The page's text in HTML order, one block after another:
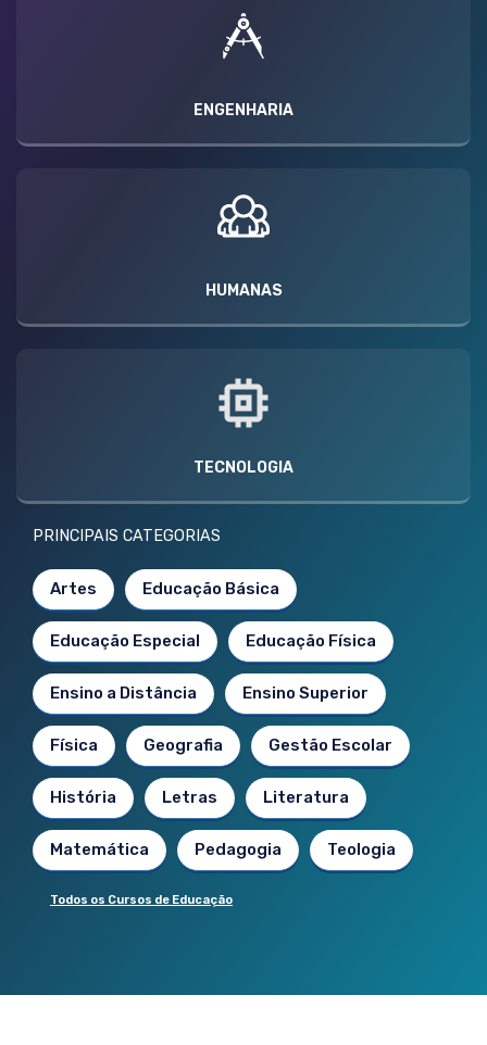
ENGENHARIA
HUMANAS
TECNOLOGIA
PRINCIPAIS CATEGORIAS
Artes Educação Básica
Educação Especial Educação Física
Ensino a Distância Ensino Superior
Física Geografia Gestão Escolar
História Letras Literatura
Matemática Pedagogia Teologia
Todos os Cursos de Educação